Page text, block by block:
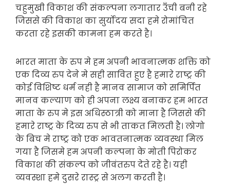
चहुमुखी विकाश की संकल्पना लगातार उँची बनी रहे
जिससे की विकाश का सुर्योदय सदा हमे रोमांचित
करता रहे इसकी कामना हम करते है।
भारत माता के रुप मे हम अपनी भावनात्मक शक्ति को
एक दिव्य रुप देने मे सही सावित हुए है हमारे राष्ट्र की
कोई विशिष्ट धर्म नही है मानव सामाज को समिर्पित
मानव कल्याण को ही अपना लक्ष्य बनाकर हम भारत
माता के रुप मे इस अधिस्ठात्री को माना है जिससे की
हमारे राष्ट्र के दिव्य रुप से भी ताकत मिलती है। लोगो
के बिच मे राष्ट्र को एक भावतनात्मक व्यवस्था मिल
गया है जिसमे हम अपनी कल्पना के मोती पिरोकर
विकाश की संकल्प को जीवंतरुप देते रहे है। यही
व्यवस्शा हमे दुसरे रास्ट्र से अलग करती है।